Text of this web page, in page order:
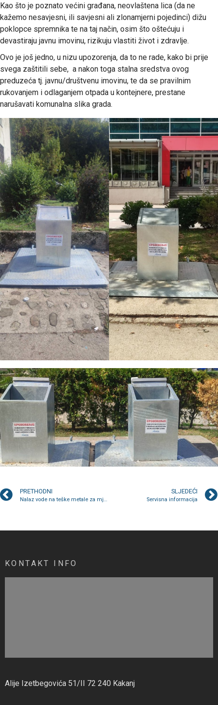
Kao što je poznato većini građana, neovlaštena lica (da ne
kažemo nesavjesni, ili savjesni ali zlonamjerni pojedinci) dižu
poklopce spremnika te na taj način, osim što oštećuju i
devastiraju javnu imovinu, rizikuju vlastiti život i zdravlje.
Ovo je još jedno, u nizu upozorenja, da to ne rade, kako bi prije
svega zaštitili sebe, a nakon toga stalna sredstva ovog
preduzeća tj. javnu/društvenu imovinu, te da se pravilnim
rukovanjem i odlaganjem otpada u kontejnere, prestane
narušavati komunalna slika grada.
PRETHODNI
Nalaz vode na teške metale za mjesec august 2024. godine
SLJEDEĆI
Servisna informacija
KONTAKT INFO
Alije Izetbegovića 51/II 72 240 Kakanj